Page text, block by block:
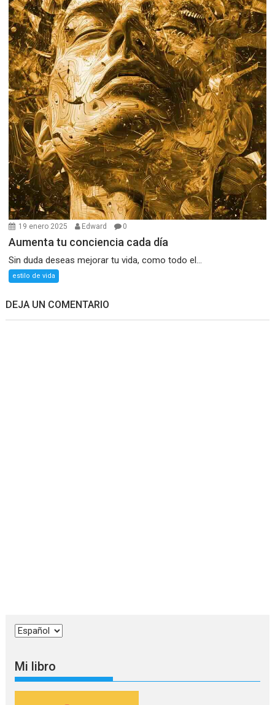
19 enero 2025 Edward 0
Aumenta tu conciencia cada día
Sin duda deseas mejorar tu vida, como todo el...
estilo de vida
DEJA UN COMENTARIO
Elegir
idioma
Mi libro